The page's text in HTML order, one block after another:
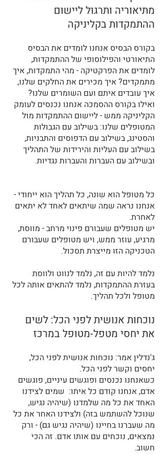
מתיאוריה ותרגול ליישום
ההתמקדות בקליניקה
בקורס הבסיס אנחנו לומדים את הבסיס
התיאורטי והפילוסופי של ההתמקדות,
לומדים את הפרקטיקה - מהי התמקדות, איך
מתמקדים? איך מכירים את החלקים שלנו,
איך עובדים איתם ועם השומרים שלנו?
ואילו בקורס ההסמכה אנחנו נכנסים לעומק
הקליניקה ממש - ליישום ההתמקדות מול
המטופלים שלנו: בשילוב עם הגבולות
והסטינג, בשילוב עם הדפוסים והתבניות,
בשילוב עם העליות והירידות של התהליך
ובשילוב עם העברות והעברות נגדיות.
כל מטופל הוא שונה, כל תהליך הוא ייחודי -
אנחנו נראה שמה שיתאים לאחד לא יתאים
לאחרת.
יש מטופלים שעבורם פינוי מרחב - מווסת,
מרגיע, עוזר ממש, ויש מטופלים שעבורם
הטכניקה הזו מייצרת תסכול.
נלמד להיות עם זה, נלמד לנווט ולווסת
בעזרת ההתמקדות, נלמד להתאים אותה לכל
מטופל ולכל תהליך.
נוכחות אנושית לפני הכל: לשים
את יחסי מטפל-מטופל במרכז
ג'נדלין אמר: נוכחות אנושית לפני הכל,
יחסים וקשר לפני הכל.
כשאנחנו נכנסים ופוגשים עיניים, פוגשים
אדם, אנחנו קודם כל איתו:  שמים לצידנו
האחד את כל מה שלמדנו (שיהיה נגיש,
שנוכל להשתמש בזה) ולצידנו האחר את כל
מה שעברנו בחיינו (שיהיה נגיש גם) - ורק
נמצאים, נוכחים עם אותו אדם. זה הכי
חשוב.